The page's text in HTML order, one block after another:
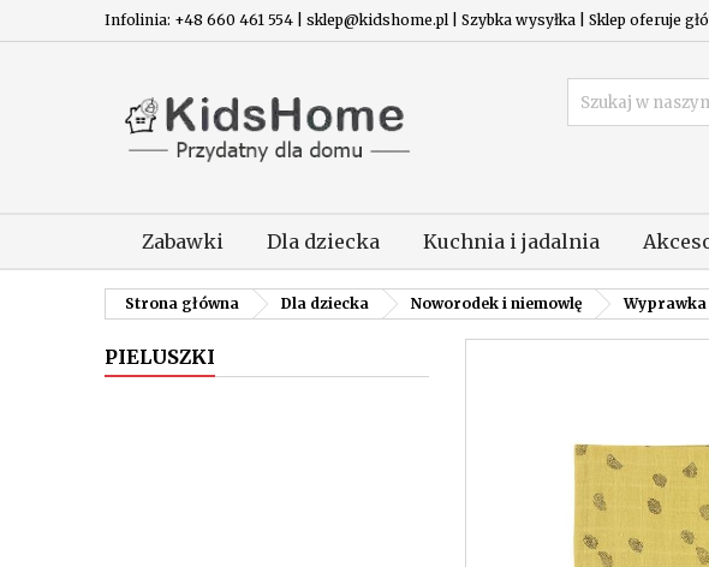
Infolinia: +48 660 461 554 | sklep@kidshome.pl | Szybka wysyłka | Sklep oferuje
Zabawki Dla dziecka Kuchnia i jadalnia
Strona główna Dla dziecka Noworodek i niemowlę Wyprawka
PIELUSZKI